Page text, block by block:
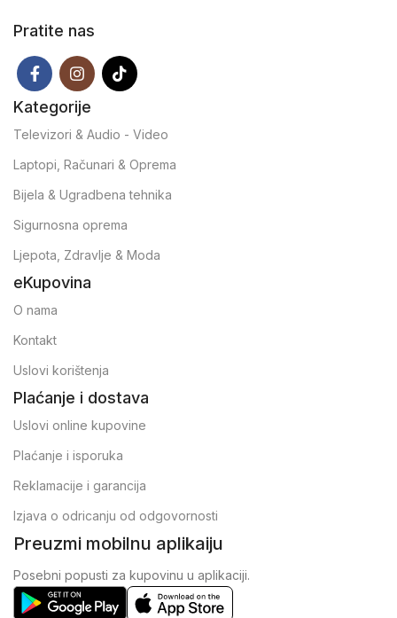
Pratite nas
Kategorije
Televizori & Audio - Video
Laptopi, Računari & Oprema
Bijela & Ugradbena tehnika
Sigurnosna oprema
Ljepota, Zdravlje & Moda
eKupovina
O nama
Kontakt
Uslovi korištenja
Plaćanje i dostava
Uslovi online kupovine
Plaćanje i isporuka
Reklamacije i garancija
Izjava o odricanju od odgovornosti
Preuzmi mobilnu aplikaiju
Posebni popusti za kupovinu u aplikaciji.